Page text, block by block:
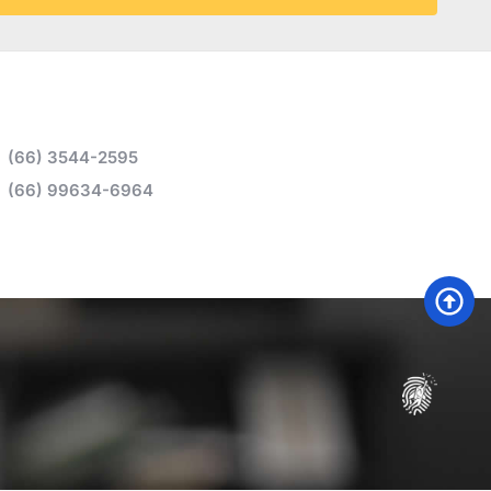
(66) 3544-2595
(66) 99634-6964